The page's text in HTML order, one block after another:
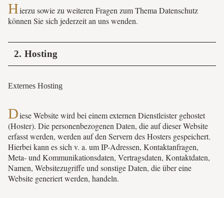
Hierzu sowie zu weiteren Fragen zum Thema Datenschutz
können Sie sich jederzeit an uns wenden.
2. Hosting
Externes Hosting
Diese Website wird bei einem externen Dienstleister gehostet
(Hoster). Die personenbezogenen Daten, die auf dieser Website
erfasst werden, werden auf den Servern des Hosters gespeichert.
Hierbei kann es sich v. a. um IP-Adressen, Kontaktanfragen,
Meta- und Kommunikationsdaten, Vertragsdaten, Kontaktdaten,
Namen, Websitezugriffe und sonstige Daten, die über eine
Website generiert werden, handeln.